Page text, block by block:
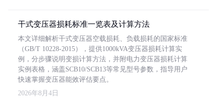
干式变压器损耗标准一览表及计算方法
本文详细解析干式变压器空载损耗、负载损耗的国家标准
（GB/T 10228-2015），提供1000kVA变压器损耗计算实
例，分步骤说明变损计算方法，并附电力变压器损耗计算
实例表格，涵盖SCB10/SCB13等常见型号参数，指导用户
快速掌握变压器能效评估要点。
2026年8月4日